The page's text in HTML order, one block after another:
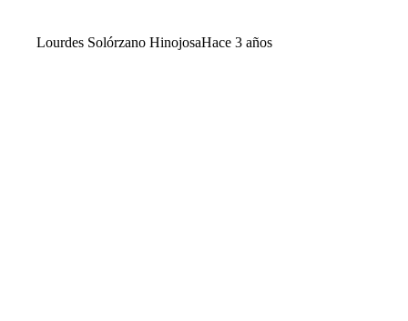
Lourdes Solórzano HinojosaHace 3 años